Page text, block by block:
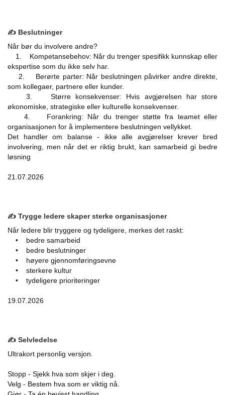
✍️ Beslutninger
Når bør du involvere andre?
1. Kompetansebehov: Når du trenger spesifikk kunnskap eller
ekspertise som du ikke selv har.
2. Berørte parter: Når beslutningen påvirker andre direkte,
som kollegaer, partnere eller kunder.
3. Større konsekvenser: Hvis avgjørelsen har store
økonomiske, strategiske eller kulturelle konsekvenser.
4. Forankring: Når du trenger støtte fra teamet eller
organisasjonen for å implementere beslutningen vellykket.
Det handler om balanse - ikke alle avgjørelser krever bred
involvering, men når det er riktig brukt, kan samarbeid gi bedre
løsning
21.07.2026
✍️ Trygge ledere skaper sterke organisasjoner
Når ledere blir tryggere og tydeligere, merkes det raskt:
• bedre samarbeid
• bedre beslutninger
• høyere gjennomføringsevne
• sterkere kultur
• tydeligere prioriteringer
19.07.2026
✍️ Selvledelse
Ultrakort personlig versjon.
Stopp - Sjekk hva som skjer i deg.
Velg - Bestem hva som er viktig nå.